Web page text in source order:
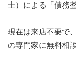
士）による「債務
現在は来店不要で
の専門家に無料相